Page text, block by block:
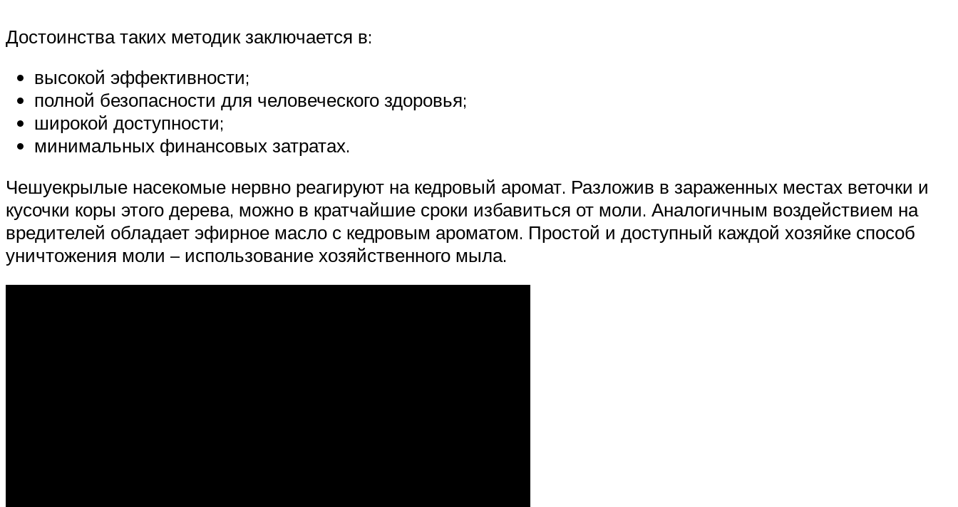
Достоинства таких методик заключается в:
высокой эффективности;
полной безопасности для человеческого здоровья;
широкой доступности;
минимальных финансовых затратах.
Чешуекрылые насекомые нервно реагируют на кедровый аромат. Разложив в зараженных местах веточки и
кусочки коры этого дерева, можно в кратчайшие сроки избавиться от моли. Аналогичным воздействием на
вредителей обладает эфирное масло с кедровым ароматом. Простой и доступный каждой хозяйке способ
уничтожения моли – использование хозяйственного мыла.